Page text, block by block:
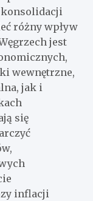
konsolidacji
różny wpływ
jest
wewnętrzne,
jak i
się
inflacji